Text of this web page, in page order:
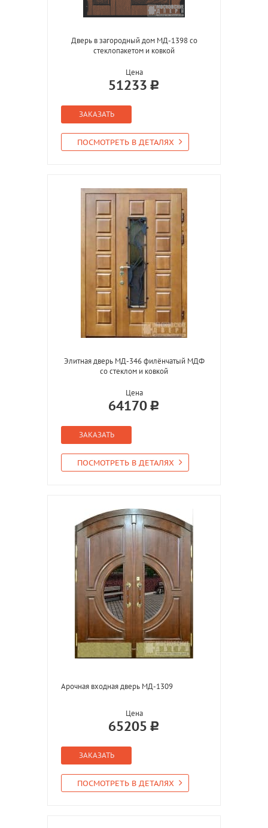
Дверь в загородный дом МД-1398 со
стеклопакетом и ковкой
Цена
51233
ЗАКАЗАТЬ
ПОСМОТРЕТЬ В ДЕТАЛЯХ
Элитная дверь МД-346 филёнчатый МДФ
со стеклом и ковкой
Цена
64170
ЗАКАЗАТЬ
ПОСМОТРЕТЬ В ДЕТАЛЯХ
Арочная входная дверь МД-1309
Цена
65205
ЗАКАЗАТЬ
ПОСМОТРЕТЬ В ДЕТАЛЯХ